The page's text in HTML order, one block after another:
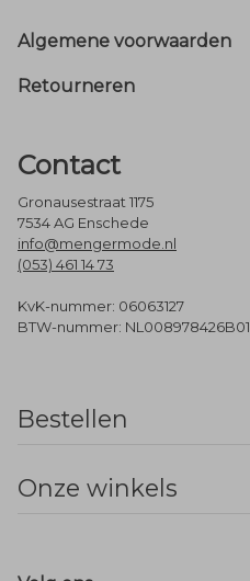
Footer
Algemene voorwaarden
Retourneren
Contact
Gronausestraat 1175
7534 AG Enschede
info@mengermode.nl
(053) 461 14 73
KvK-nummer: 06063127
BTW-nummer: NL008978426B01
Bestellen
Onze winkels